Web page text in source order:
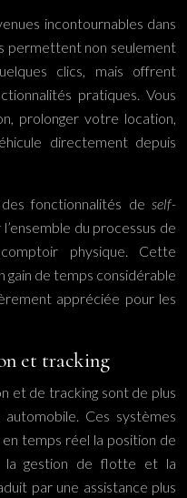
incontournables dans
permettent non seulement
clics, mais offrent
pratiques. Vous
prolonger votre location,
directement depuis
fonctionnalités de self-
du processus de
physique. Cette
gain de temps considérable
appréciée pour les
et tracking
et de tracking sont de plus
Ces systèmes
temps réel la position de
la gestion de flotte et la
par une assistance plus